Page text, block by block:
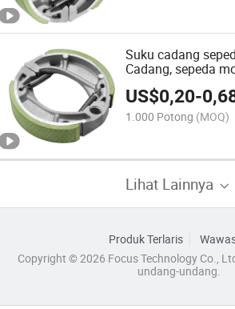
Suku cadang
Cadang, sepeda
Motor yang
US$0,20-
1.000 Potong (MOQ)
Lihat Lainnya
Produk Terlaris
Copyright © 2026 Focus Technology Co.,
undang-undang.